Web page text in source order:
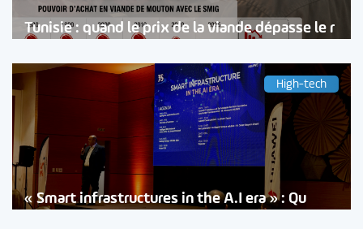
Tunisie : quand le prix de la viande dépasse le r
High-tech
« Smart infrastructures in the A.I era » : Qu